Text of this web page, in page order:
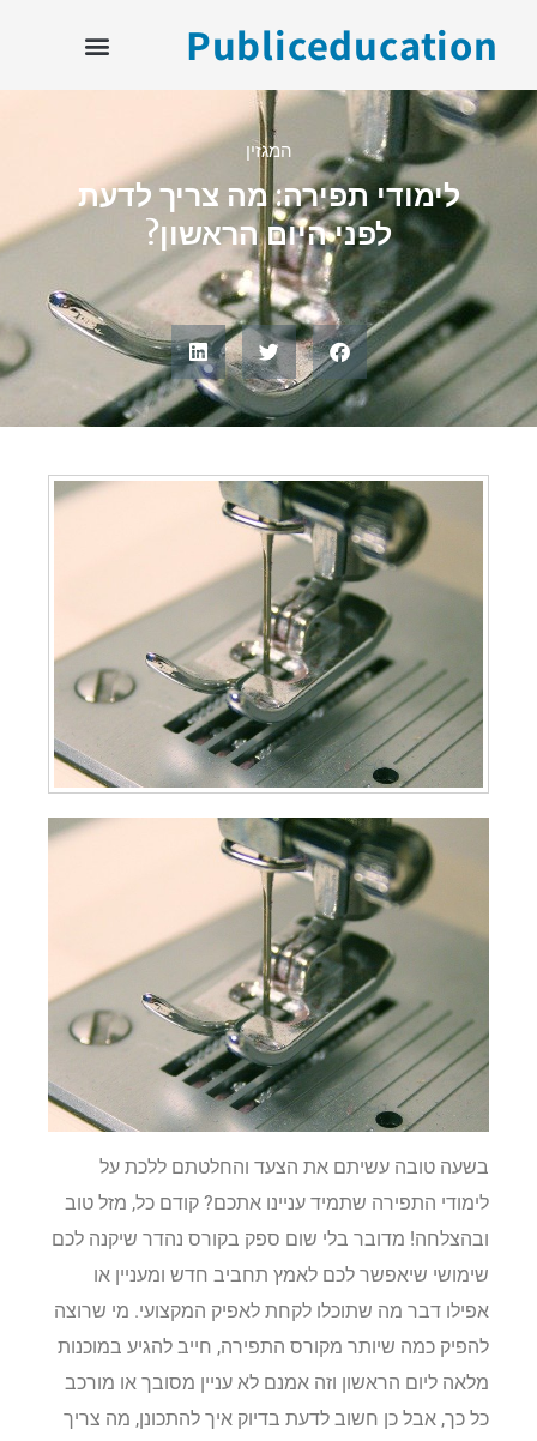
Publiceducation
המגזין
לימודי תפירה: מה צריך לדעת
לפני היום הראשון?
בשעה טובה עשיתם את הצעד והחלטתם ללכת על
לימודי התפירה שתמיד עניינו אתכם? קודם כל, מזל טוב
ובהצלחה! מדובר בלי שום ספק בקורס נהדר שיקנה לכם
שימושי שיאפשר לכם לאמץ תחביב חדש ומעניין או
אפילו דבר מה שתוכלו לקחת לאפיק המקצועי. מי שרוצה
להפיק כמה שיותר מקורס התפירה, חייב להגיע במוכנות
מלאה ליום הראשון וזה אמנם לא עניין מסובך או מורכב
כל כך, אבל כן חשוב לדעת בדיוק איך להתכונן, מה צריך